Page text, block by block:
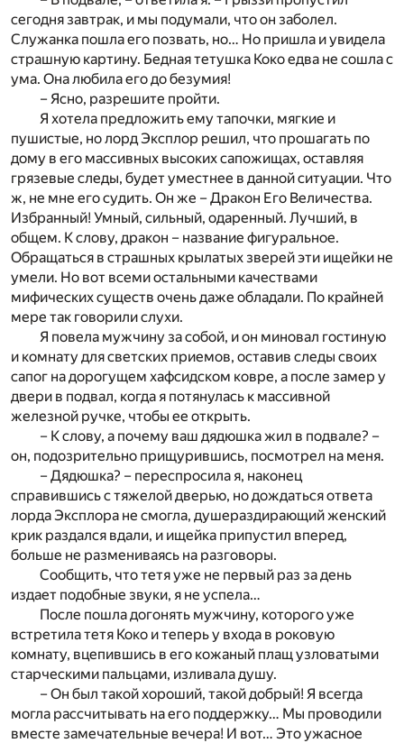
сегодня завтрак, и мы подумали, что он заболел.
Служанка пошла его позвать, но… Но пришла и увидела
страшную картину. Бедная тетушка Коко едва не сошла с
ума. Она любила его до безумия!
– Ясно, разрешите пройти.
Я хотела предложить ему тапочки, мягкие и
пушистые, но лорд Эксплор решил, что прошагать по
дому в его массивных высоких сапожищах, оставляя
грязевые следы, будет уместнее в данной ситуации. Что
ж, не мне его судить. Он же – Дракон Его Величества.
Избранный! Умный, сильный, одаренный. Лучший, в
общем. К слову, дракон – название фигуральное.
Обращаться в страшных крылатых зверей эти ищейки не
умели. Но вот всеми остальными качествами
мифических существ очень даже обладали. По крайней
мере так говорили слухи.
Я повела мужчину за собой, и он миновал гостиную
и комнату для светских приемов, оставив следы своих
сапог на дорогущем хафсидском ковре, а после замер у
двери в подвал, когда я потянулась к массивной
железной ручке, чтобы ее открыть.
– К слову, а почему ваш дядюшка жил в подвале? –
он, подозрительно прищурившись, посмотрел на меня.
– Дядюшка? – переспросила я, наконец
справившись с тяжелой дверью, но дождаться ответа
лорда Эксплора не смогла, душераздирающий женский
крик раздался вдали, и ищейка припустил вперед,
больше не размениваясь на разговоры.
Сообщить, что тетя уже не первый раз за день
издает подобные звуки, я не успела…
После пошла догонять мужчину, которого уже
встретила тетя Коко и теперь у входа в роковую
комнату, вцепившись в его кожаный плащ узловатыми
старческими пальцами, изливала душу.
– Он был такой хороший, такой добрый! Я всегда
могла рассчитывать на его поддержку… Мы проводили
вместе замечательные вечера! И вот… Это ужасное